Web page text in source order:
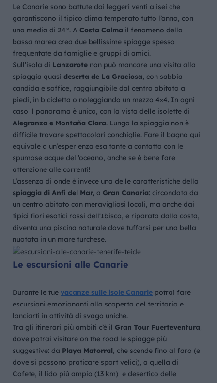
Le Canarie sono battute dai leggeri venti alisei che
garantiscono il tipico clima temperato tutto l’anno, con
una media di 24°. A Costa Calma il fenomeno della
bassa marea crea due bellissime spiagge spesso
frequentate da famiglie e gruppi di amici.
Sull’isola di Lanzarote non può mancare una visita alla
spiaggia quasideserta de La Graciosa, con sabbia
candida e soffice, raggiungibile dal centro abitato a
piedi, in bicicletta o noleggiando un mezzo 4×4. In ogni
caso il panorama è unico, con la vista delle isolette di
Alegranza e Montaña Clara. Lungo la spiaggia non è
difficile trovare spettacolari conchiglie. Fare il bagno qui
equivale a un’esperienza esaltante a contatto con le
spumose acque dell’oceano, anche se è bene fare
attenzione alle correnti!
L’assenza di onde è invece una delle caratteristiche della
spiaggia di Anfi del Mar, a Gran Canaria: circondata da
un centro abitato con meravigliosi locali, ma anche dai
tipici fiori esotici rossi dell’Ibisco, e riparata dalla costa,
diventa una piscina naturale dove tuffarsi per una bella
nuotata in un mare turchese.
Le escursioni alle Canarie
Durante le tuevacanze sulle isole Canarie potrai fare
escursioni emozionanti alla scoperta del territorio e
lanciarti in attività di svago uniche.
Tra gli itinerari più ambiti c’è il Gran Tour Fuerteventura,
dove potrai visitare on the road le spiagge più
suggestive: da Playa Matorral, che scende fino al faro (e
dove si possono praticare sport velici), a quella di
Cofete, il lido più ampio (13 km) e desertico delle